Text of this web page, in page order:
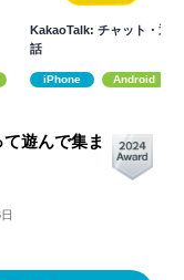
KakaoTalk: チャット・通
話
iPhone Android
遊んで集ま